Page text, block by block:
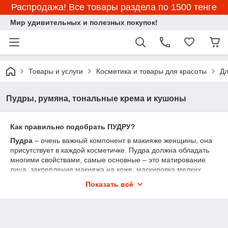
Распродажа! Все товары раздела по 1500 тенге
Мир удивительных и полезных покупок!
Товары и услуги Косметика и товары для красоты
Пудры, румяна, тональные крема и кушоны
Как правильно подобрать ПУДРУ?
Пудра – очень важный компонент в макияже женщины, она
присутствует в каждой косметичке. Пудра должна обладать
многими свойствами, самые основные – это матирование
лица, закрепление макияжа на коже, маскировка мелких
Показать всё